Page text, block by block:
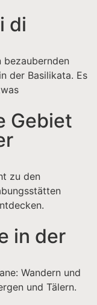
di
der Basilikata. Es
Gebiet
zu den
in der
Wandern und
und Tälern.